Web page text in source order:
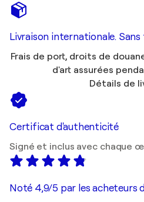
Livraison internationale.
Frais de port, droits de
d'art assurées
Détails de
Certificat d'authenticité
Signé et inclus avec chaque
Noté 4,9/5 par les acheteurs